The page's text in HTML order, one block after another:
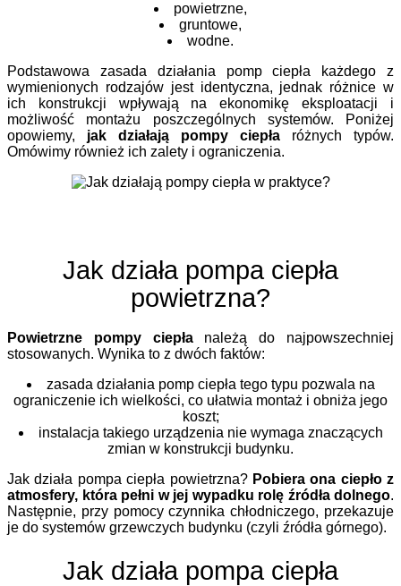
powietrzne,
gruntowe,
wodne.
Podstawowa zasada działania pomp ciepła każdego z
wymienionych rodzajów jest identyczna, jednak różnice w
ich konstrukcji wpływają na ekonomikę eksploatacji i
możliwość montażu poszczególnych systemów. Poniżej
opowiemy, jak działają pompy ciepła różnych typów.
Omówimy również ich zalety i ograniczenia.
Jak działa pompa ciepła
powietrzna?
Powietrzne pompy ciepłanależą do najpowszechniej
stosowanych. Wynika to z dwóch faktów:
zasada działania pomp ciepła tego typu pozwala na
ograniczenie ich wielkości, co ułatwia montaż i obniża jego
koszt;
instalacja takiego urządzenia nie wymaga znaczących
zmian w konstrukcji budynku.
Jak działa pompa ciepła powietrzna? Pobiera ona ciepło z
atmosfery, która pełni w jej wypadku rolę źródła dolnego.
Następnie, przy pomocy czynnika chłodniczego, przekazuje
je do systemów grzewczych budynku (czyli źródła górnego).
Jak działa pompa ciepła